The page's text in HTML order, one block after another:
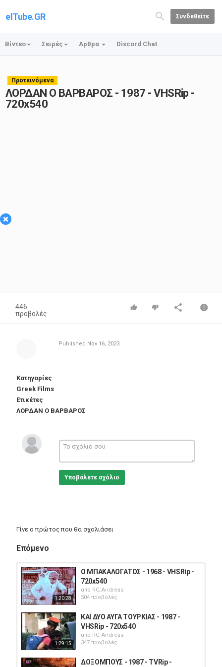
elTube.GR Συνδεθείτε
Βίντεο Σειρές Αρθρα Discord Chat
Προτεινόμενα
ΛΟΡΔΑΝ Ο ΒΑΡΒΑΡΟΣ - 1987 - VHSRip -
720x540
×
446
προβολές
Published Nov 16, 2023
Κατηγορίες
Greek Films
Ετικέτες
ΛΟΡΔΑΝ Ο ΒΑΡΒΑΡΟΣ
Υποβάλετε σχόλιο
Γίνε ο πρώτος που θα σχολιάσει
Επόμενο
1:20:28
Ο ΜΠΑΚΑΛΟΓΑΤΟΣ - 1968 - VHSRip -
720x540
από RC_Andreas
504 προβολές
1:29:15
ΚΑΙ ΔΥΟ ΑΥΓΑ ΤΟΥΡΚΙΑΣ - 1987 -
VHSRip - 720x540
από RC_Andreas
347 προβολές
ΔΟΞΟΜΠΟΥΣ - 1987 - TVRip -